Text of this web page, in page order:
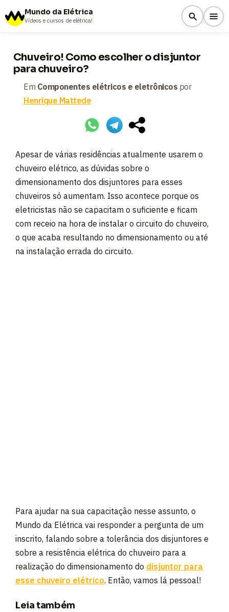
Mundo da Elétrica
Vídeos e cursos de elétrica!
Chuveiro! Como escolher o disjuntor
para chuveiro?
Em Componentes elétricos e eletrônicos por
Henrique Mattede
Apesar de várias residências atualmente usarem o
chuveiro elétrico, as dúvidas sobre o
dimensionamento dos disjuntores para esses
chuveiros só aumentam. Isso acontece porque os
eletricistas não se capacitam o suficiente e ficam
com receio na hora de instalar o circuito do chuveiro,
o que acaba resultando no dimensionamento ou até
na instalação errada do circuito.
Para ajudar na sua capacitação nesse assunto, o
Mundo da Elétrica vai responder a pergunta de um
inscrito, falando sobre a tolerância dos disjuntores e
sobre a resistência elétrica do chuveiro para a
realização do dimensionamento do disjuntor para
esse chuveiro elétrico. Então, vamos lá pessoal!
Leia também